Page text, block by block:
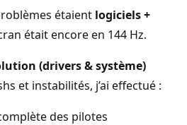
étaient logiciels +
était encore en 144 Hz.
(drivers & système)
et instabilités, j’ai effectué :
des pilotes